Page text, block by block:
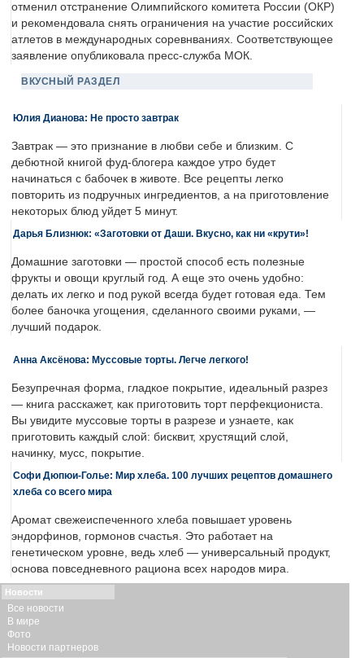
отменил отстранение Олимпийского комитета России (ОКР)
и рекомендовала снять ограничения на участие российских
атлетов в международных соревнваниях. Соответствующее
заявление опубликовала пресс-служба МОК.
ВКУСНЫЙ РАЗДЕЛ
Юлия Дианова: Не просто завтрак
Завтрак — это признание в любви себе и близким. С
дебютной книгой фуд-блогера каждое утро будет
начинаться с бабочек в животе. Все рецепты легко
повторить из подручных ингредиентов, а на приготовление
некоторых блюд уйдет 5 минут.
Дарья Близнюк: «Заготовки от Даши. Вкусно, как ни «крути»!
Домашние заготовки — простой способ есть полезные
фрукты и овощи круглый год. А еще это очень удобно:
делать их легко и под рукой всегда будет готовая еда. Тем
более баночка угощения, сделанного своими руками, —
лучший подарок.
Анна Аксёнова: Муссовые торты. Легче легкого!
Безупречная форма, гладкое покрытие, идеальный разрез
— книга расскажет, как приготовить торт перфекциониста.
Вы увидите муссовые торты в разрезе и узнаете, как
приготовить каждый слой: бисквит, хрустящий слой,
начинку, мусс, покрытие.
Софи Дюпюи-Голье: Мир хлеба. 100 лучших рецептов домашнего
хлеба со всего мира
Аромат свежеиспеченного хлеба повышает уровень
эндорфинов, гормонов счастья. Это работает на
генетическом уровне, ведь хлеб — универсальный продукт,
основа повседневного рациона всех народов мира.
Новости
Все новости
В мире
Фото
Новости партнеров